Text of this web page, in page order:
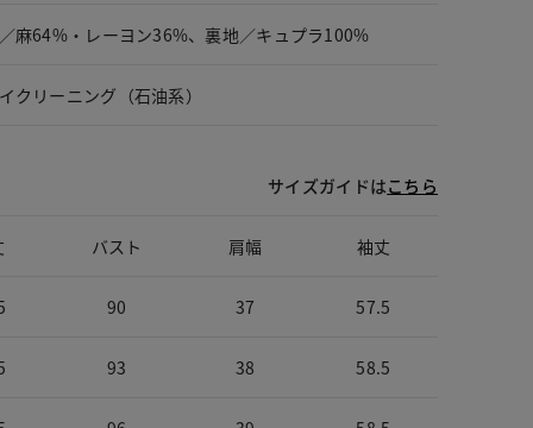
麻64%・レーヨン36%、裏地／キュプラ100%
クリーニング（石油系）
サイズガイドはこちら
バスト 肩幅 袖丈
90 37 57.5
93 38 58.5